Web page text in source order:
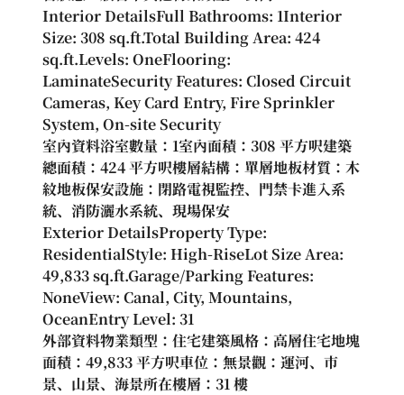
Interior DetailsFull Bathrooms: 1Interior
Size: 308 sq.ft.Total Building Area: 424
sq.ft.Levels: OneFlooring:
LaminateSecurity Features: Closed Circuit
Cameras, Key Card Entry, Fire Sprinkler
System, On-site Security
室內資料浴室數量：1室內面積：308 平方呎建築
總面積：424 平方呎樓層結構：單層地板材質：木
紋地板保安設施：閉路電視監控、門禁卡進入系
統、消防灑水系統、現場保安
Exterior DetailsProperty Type:
ResidentialStyle: High-RiseLot Size Area:
49,833 sq.ft.Garage/Parking Features:
NoneView: Canal, City, Mountains,
OceanEntry Level: 31
外部資料物業類型：住宅建築風格：高層住宅地塊
面積：49,833 平方呎車位：無景觀：運河、市
景、山景、海景所在樓層：31 樓